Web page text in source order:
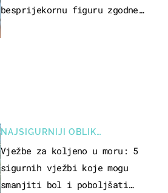
besprijekornu figuru zgodne
NAJSIGURNIJI OBLIK
REKREACIJE
Vježbe za koljeno u moru: 5
sigurnih vježbi koje mogu
smanjiti bol i poboljšati